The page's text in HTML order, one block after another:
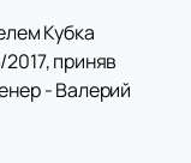
Кубка
приняв
- Валерий